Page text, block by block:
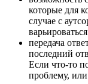
которые для
случае с
передача
последний
Если что-то
проблему,